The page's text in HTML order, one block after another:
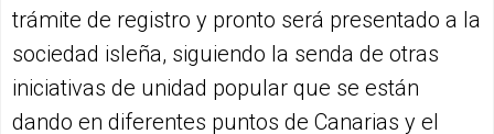
trámite de registro y pronto será presentado a la
sociedad isleña, siguiendo la senda de otras
iniciativas de unidad popular que se están
dando en diferentes puntos de Canarias y el